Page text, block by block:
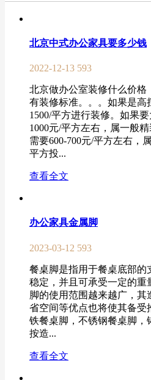
北京中式办公家具要多少钱
2022-12-13 593
北京做办公室装修什么价格
有装修标准。。。如果是高
1500/平方进行装修。如果
1000元/平方左右，属一般
需要600-700元/平方左右，
平方投...
查看全文
办公家具金属脚
2023-03-12 593
餐桌脚是指用于餐桌底部的
稳定，并且可承受一定的重
脚的使用范围越来越广，
省空间等优点也将使其备受
铁餐桌脚，不锈钢餐桌脚，
按造...
查看全文